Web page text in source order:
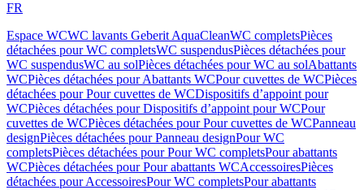
FR
Espace WCWC lavants Geberit AquaCleanWC completsPièces
détachées pour WC completsWC suspendusPièces détachées pour
WC suspendusWC au solPièces détachées pour WC au solAbattants
WCPièces détachées pour Abattants WCPour cuvettes de WCPièces
détachées pour Pour cuvettes de WCDispositifs d’appoint pour
WCPièces détachées pour Dispositifs d’appoint pour WCPour
cuvettes de WCPièces détachées pour Pour cuvettes de WCPanneau
designPièces détachées pour Panneau designPour WC
completsPièces détachées pour Pour WC completsPour abattants
WCPièces détachées pour Pour abattants WCAccessoiresPièces
détachées pour AccessoiresPour WC completsPour abattants